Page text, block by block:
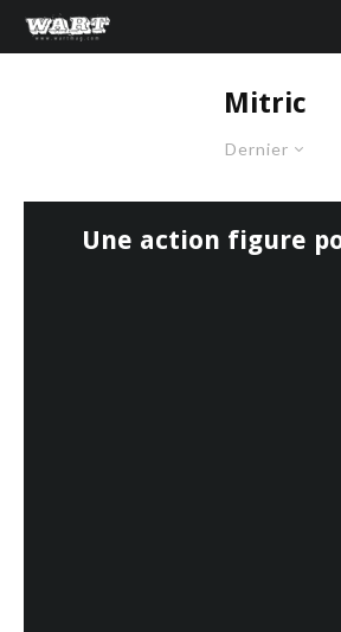
Mitric
Dernier
Une action figure